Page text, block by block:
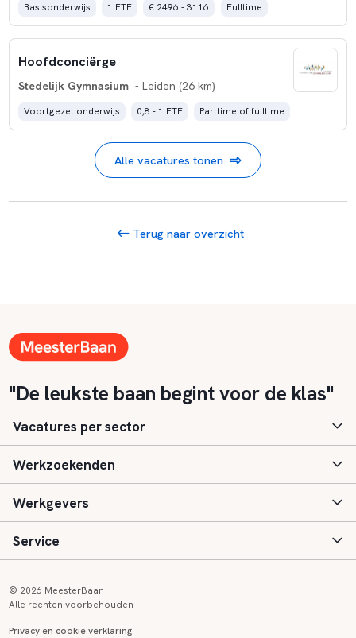
Basisonderwijs 1 FTE € 2496 - 3116 Fulltime
Hoofdconciërge
Stedelijk Gymnasium - Leiden (26 km)
Voortgezet onderwijs 0,8 - 1 FTE Parttime of fulltime
Alle vacatures tonen
Terug naar overzicht
"De leukste baan begint voor de klas"
Vacatures per sector
Basisonderwijs
Speciaal (basis) onderwijs
Voortgezet onderwijs
Werkzoekenden
Aanmelden
Vacatures
Werkgevers
Inloggen
Service
© 2026 MeesterBaan
Alle rechten voorbehouden
Privacy en cookie verklaring